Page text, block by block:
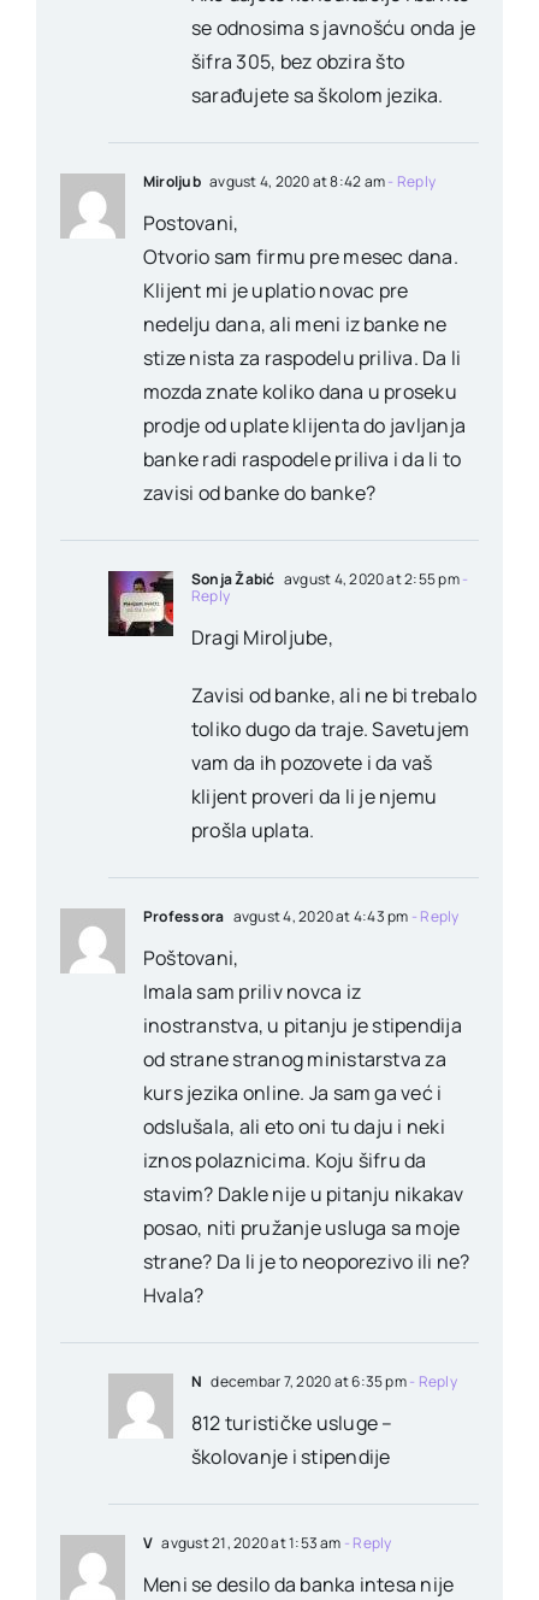
se odnosima s javnošću onda je
šifra 305, bez obzira što
sarađujete sa školom jezika.
Miroljub avgust 4, 2020 at 8:42 am- Reply
Postovani,
Otvorio sam firmu pre mesec dana.
Klijent mi je uplatio novac pre
nedelju dana, ali meni iz banke ne
stize nista za raspodelu priliva. Da li
mozda znate koliko dana u proseku
prodje od uplate klijenta do javljanja
banke radi raspodele priliva i da li to
zavisi od banke do banke?
Sonja Žabić avgust 4, 2020 at 2:55 pm-
Reply
Dragi Miroljube,
Zavisi od banke, ali ne bi trebalo
toliko dugo da traje. Savetujem
vam da ih pozovete i da vaš
klijent proveri da li je njemu
prošla uplata.
Professora avgust 4, 2020 at 4:43 pm - Reply
Poštovani,
Imala sam priliv novca iz
inostranstva, u pitanju je stipendija
od strane stranog ministarstva za
kurs jezika online. Ja sam ga već i
odslušala, ali eto oni tu daju i neki
iznos polaznicima. Koju šifru da
stavim? Dakle nije u pitanju nikakav
posao, niti pružanje usluga sa moje
strane? Da li je to neoporezivo ili ne?
Hvala?
N decembar 7, 2020 at 6:35 pm- Reply
812 turističke usluge –
školovanje i stipendije
V avgust 21, 2020 at 1:53 am - Reply
Meni se desilo da banka intesa nije